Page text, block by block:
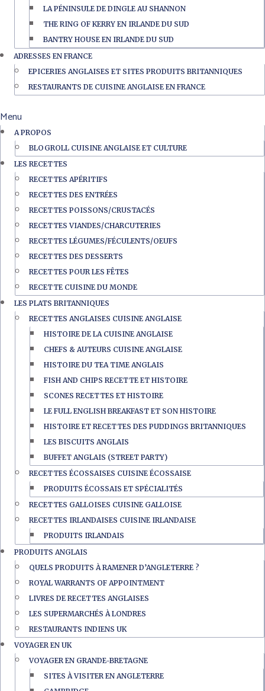
LA PÉNINSULE DE DINGLE AU SHANNON
THE RING OF KERRY EN IRLANDE DU SUD
BANTRY HOUSE EN IRLANDE DU SUD
ADRESSES EN FRANCE
EPICERIES ANGLAISES ET SITES PRODUITS BRITANNIQUES
RESTAURANTS DE CUISINE ANGLAISE EN FRANCE
Menu
A PROPOS
BLOGROLL CUISINE ANGLAISE ET CULTURE
LES RECETTES
RECETTES APÉRITIFS
RECETTES DES ENTRÉES
RECETTES POISSONS/CRUSTACÉS
RECETTES VIANDES/CHARCUTERIES
RECETTES LÉGUMES/FÉCULENTS/OEUFS
RECETTES DES DESSERTS
RECETTES POUR LES FÊTES
RECETTE CUISINE DU MONDE
LES PLATS BRITANNIQUES
RECETTES ANGLAISES CUISINE ANGLAISE
HISTOIRE DE LA CUISINE ANGLAISE
CHEFS & AUTEURS CUISINE ANGLAISE
HISTOIRE DU TEA TIME ANGLAIS
FISH AND CHIPS RECETTE ET HISTOIRE
SCONES RECETTES ET HISTOIRE
LE FULL ENGLISH BREAKFAST ET SON HISTOIRE
HISTOIRE ET RECETTES DES PUDDINGS BRITANNIQUES
LES BISCUITS ANGLAIS
BUFFET ANGLAIS (STREET PARTY)
RECETTES ÉCOSSAISES CUISINE ÉCOSSAISE
PRODUITS ÉCOSSAIS ET SPÉCIALITÉS
RECETTES GALLOISES CUISINE GALLOISE
RECETTES IRLANDAISES CUISINE IRLANDAISE
PRODUITS IRLANDAIS
PRODUITS ANGLAIS
QUELS PRODUITS À RAMENER D’ANGLETERRE ?
ROYAL WARRANTS OF APPOINTMENT
LIVRES DE RECETTES ANGLAISES
LES SUPERMARCHÉS À LONDRES
RESTAURANTS INDIENS UK
VOYAGER EN UK
VOYAGER EN GRANDE-BRETAGNE
SITES À VISITER EN ANGLETERRE